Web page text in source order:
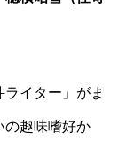
イター」がま
の趣味嗜好か